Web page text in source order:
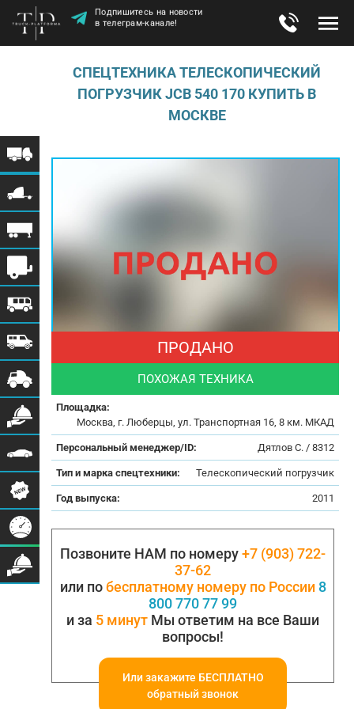
Подпишитесь на новости
в телеграм-канале!
СПЕЦТЕХНИКА ТЕЛЕСКОПИЧЕСКИЙ
ПОГРУЗЧИК JCB 540 170 КУПИТЬ В
МОСКВЕ
ПРОДАНО
ПОХОЖАЯ ТЕХНИКА
Площадка:
Москва, г. Люберцы, ул. Транспортная 16, 8 км. МКАД
Персональный менеджер/ID: Дятлов С. / 8312
Тип и марка спецтехники: Телескопический погрузчик
Год выпуска: 2011
Позвоните НАМ по номеру+7 (903) 722-
37-62
или побесплатному номеру по России 8
800 770 77 99
и за 5 минут Мы ответим на все Ваши
вопросы!
Или закажите БЕСПЛАТНО
обратный звонок